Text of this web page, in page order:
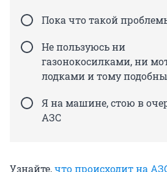
Пока что такой
Не пользуюсь ни
газонокосилками, ни
лодками и тому
Я на машине, стою в
АЗС
Узнайте,что происходит на